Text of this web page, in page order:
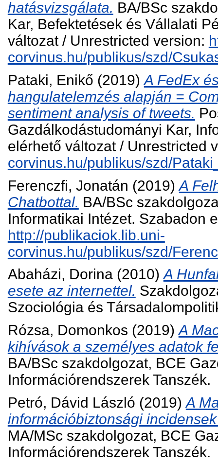
hatásvizsgálata. BA/BSc
Kar, Befektetések és Vállalati
változat / Unrestricted version:
corvinus.hu/publikus/szd/
Pataki, Enikő (2019)A FedEx
hangulatelemzés alapján =
sentiment analysis of tweets.
Gazdálkodástudományi Kar,
elérhető változat / Unrestricted
corvinus.hu/publikus/szd/
Ferenczfi, Jonatán (2019) A
Chatbottal. BA/BSc
Informatikai Intézet. Szabadon
http://publikaciok.lib.uni-
corvinus.hu/publikus/szd/
Abaházi, Dorina(2010)A
esete az internettel.
Szociológia és
Rózsa, Domonkos (2019)A
kihívások a személyes adatok
BA/BSc szakdolgozat, BCE
Információrendszerek Tanszék.
Petró, Dávid László (2019)A
információbiztonsági
MA/MSc szakdolgozat, BCE
Információrendszerek Tanszék.